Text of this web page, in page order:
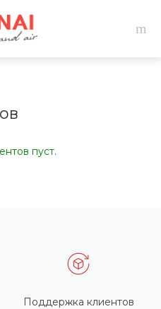
пуст.
Поддержка клиентов